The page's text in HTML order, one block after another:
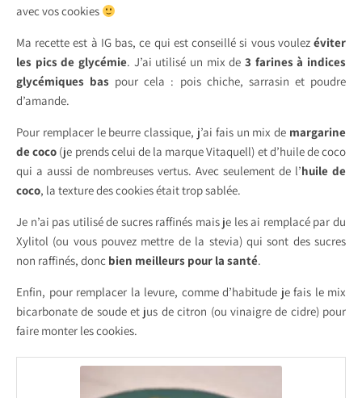
avec vos cookies
Ma recette est à IG bas, ce qui est conseillé si vous voulez éviter
les pics de glycémie. J’ai utilisé un mix de 3 farines à indices
glycémiques bas pour cela : pois chiche, sarrasin et poudre
d’amande.
Pour remplacer le beurre classique, j’ai fais un mix de margarine
de coco (je prends celui de la marque Vitaquell) et d’huile de coco
qui a aussi de nombreuses vertus. Avec seulement de l’huile de
coco, la texture des cookies était trop sablée.
Je n’ai pas utilisé de sucres raffinés mais je les ai remplacé par du
Xylitol (ou vous pouvez mettre de la stevia) qui sont des sucres
non raffinés, donc bien meilleurs pour la santé.
Enfin, pour remplacer la levure, comme d’habitude je fais le mix
bicarbonate de soude et jus de citron (ou vinaigre de cidre) pour
faire monter les cookies.